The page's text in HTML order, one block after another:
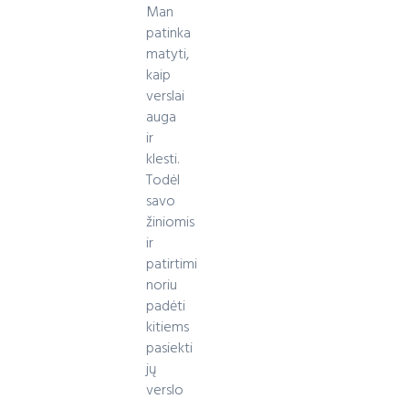
Man
patinka
matyti,
kaip
verslai
auga
ir
klesti.
Todėl
savo
žiniomis
ir
patirtimi
noriu
padėti
kitiems
pasiekti
jų
verslo